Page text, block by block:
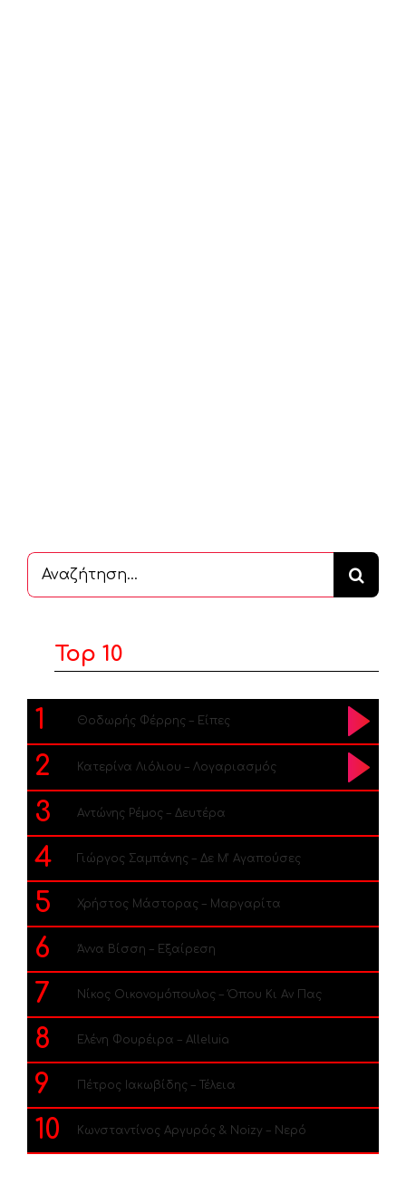
Αναζήτηση
...
Top 10
1 Θοδωρής Φέρρης – Είπες
2 Κατερίνα Λιόλιου – Λογαριασμός
3 Αντώνης Ρέμος – Δευτέρα
4 Γιώργος Σαμπάνης – Δε Μ’ Αγαπούσες
5 Χρήστος Μάστορας – Μαργαρίτα
6 Άννα Βίσση – Εξαίρεση
7 Νίκος Οικονομόπουλος – Όπου Κι Αν Πας
8 Ελένη Φουρέιρα – Alleluia
9 Πέτρος Ιακωβίδης – Τέλεια
10 Κωνσταντίνος Αργυρός & Noizy – Νερό